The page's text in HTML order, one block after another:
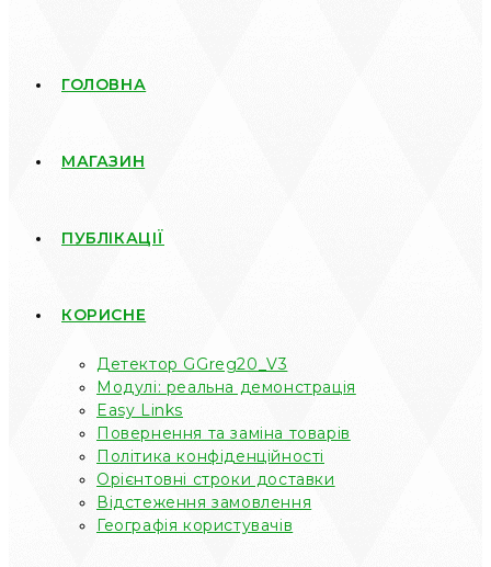
ГОЛОВНА
МАГАЗИН
ПУБЛІКАЦІЇ
КОРИСНЕ
Детектор GGreg20_V3
Модулі: реальна демонстрація
Easy Links
Повернення та заміна товарів
Політика конфіденційності
Орієнтовні строки доставки
Відстеження замовлення
Географія користувачів